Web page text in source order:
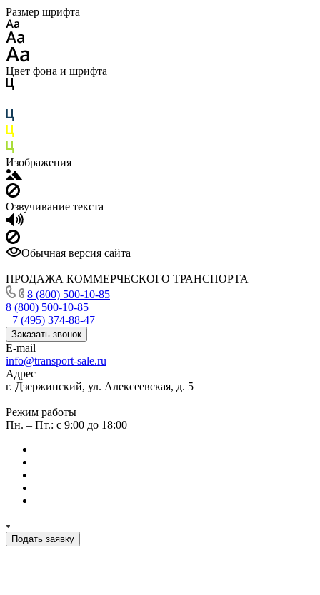
Размер шрифта
Цвет фона и шрифта
Изображения
Озвучивание текста
Обычная версия сайта
ПРОДАЖА КОММЕРЧЕСКОГО ТРАНСПОРТА
8 (800) 500-10-85
8 (800) 500-10-85
+7 (495) 374-88-47
Заказать звонок
E-mail
info@transport-sale.ru
Адрес
г. Дзержинский, ул. Алексеевская, д. 5
Режим работы
Пн. – Пт.: с 9:00 до 18:00
Подать заявку